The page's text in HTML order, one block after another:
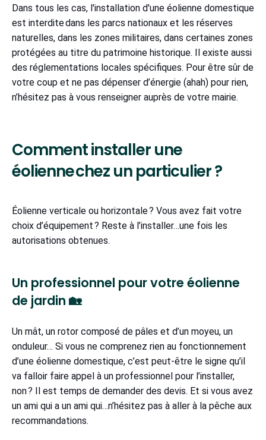
Dans tous les cas, l'installation d'une éolienne domestique
est interdite dans les parcs nationaux et les réserves
naturelles, dans les zones militaires, dans certaines zones
protégées au titre du patrimoine historique. Il existe aussi
des réglementations locales spécifiques. Pour être sûr de
votre coup et ne pas dépenser d’énergie (ahah) pour rien,
n’hésitez pas à vous renseigner auprès de votre mairie.
Comment installer une
éolienne chez un particulier ?
Éolienne verticale ou horizontale ? Vous avez fait votre
choix d’équipement ? Reste à l’installer…une fois les
autorisations obtenues.
Un professionnel pour votre éolienne
de jardin 🏡
Un mât, un rotor composé de pâles et d’un moyeu, un
onduleur… Si vous ne comprenez rien au fonctionnement
d’une éolienne domestique, c’est peut-être le signe qu’il
va falloir faire appel à un professionnel pour l’installer,
non ? Il est temps de demander des devis. Et si vous avez
un ami qui a un ami qui…n’hésitez pas à aller à la pêche aux
recommandations.